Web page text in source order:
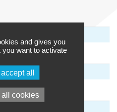
and gives you
want to activate
all
all cookies